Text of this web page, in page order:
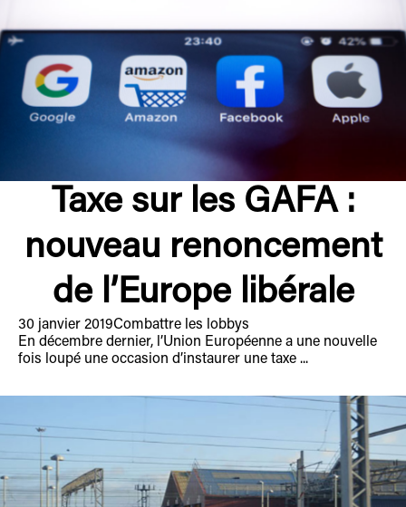
Taxe sur les GAFA :
nouveau renoncement
de l’Europe libérale
30 janvier 2019Combattre les lobbys
En décembre dernier, l’Union Européenne a une nouvelle
fois loupé une occasion d’instaurer une taxe ...